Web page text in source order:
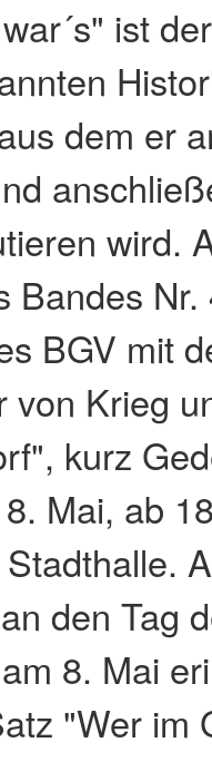
ist
dem er
wird.
Bandes
BGV mit
von Krieg
kurz
Mai, ab
den Tag
8. Mai
"Wer im